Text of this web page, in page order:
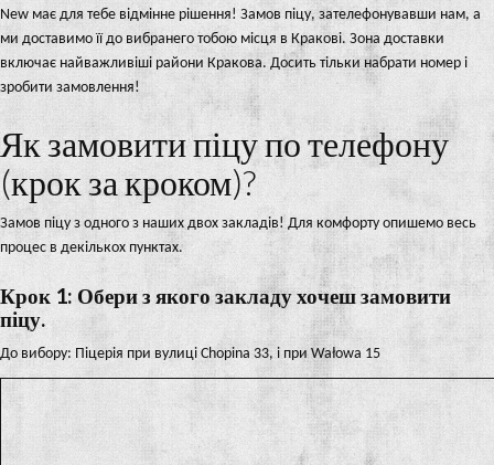
New має для тебе відмінне рішення! Замов піцу, зателефонувавши нам, а
ми доставимо її до вибранего тобою місця в Кракові. Зона доставки
включає найважливіші райони Кракова. Досить тільки набрати номер і
зробити замовлення!
Як замовити піцу по телефону
(крок за кроком)?
Замов піцу з одного з наших двох закладів! Для комфорту опишемо весь
процес в декількох пунктах.
Крок 1: Обери з якого закладу хочеш замовити
піцу.
До вибору: Піцерія при вулиці Chopina 33, і при Wałowa 15